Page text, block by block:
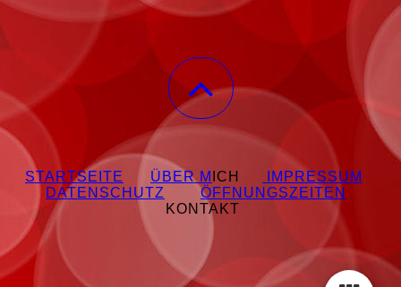
STARTSEITE ÜBER M ICH
IMPRESSUM
DATENSCHUTZ
ÖFFNUNGSZEITEN
KONTAKT